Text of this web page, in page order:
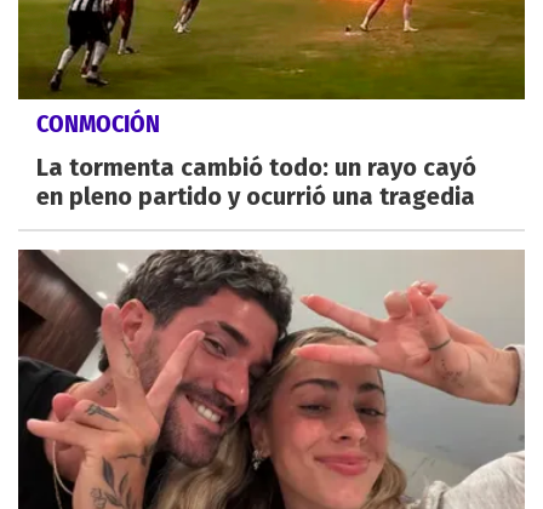
CONMOCIÓN
La tormenta cambió todo: un rayo cayó
en pleno partido y ocurrió una tragedia